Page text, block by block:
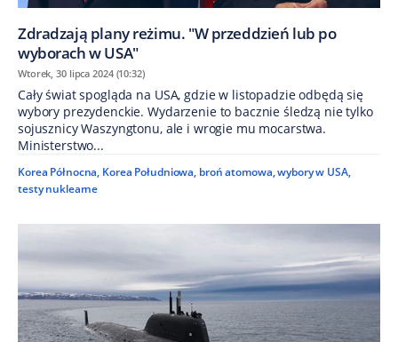
Zdradzają plany reżimu. "W przeddzień lub po
wyborach w USA"
Wtorek, 30 lipca 2024 (10:32)
Cały świat spogląda na USA, gdzie w listopadzie odbędą się
wybory prezydenckie. Wydarzenie to bacznie śledzą nie tylko
sojusznicy Waszyngtonu, ale i wrogie mu mocarstwa.
Ministerstwo...
Korea Północna, Korea Południowa, broń atomowa,wybory w USA,
testy nuklearne